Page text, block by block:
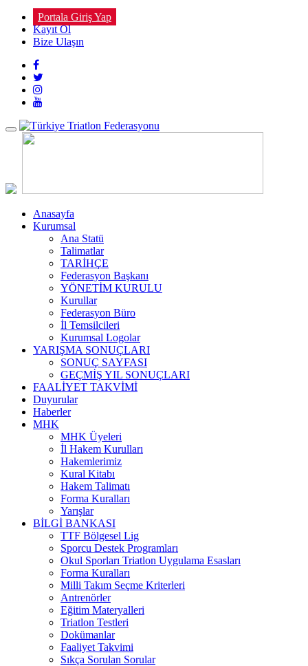
Portala Giriş Yap
Kayıt Ol
Bize Ulaşın
Toggle
navigation
Anasayfa
Kurumsal
Ana Statü
Talimatlar
TARİHÇE
Federasyon Başkanı
YÖNETİM KURULU
Kurullar
Federasyon Büro
İl Temsilcileri
Kurumsal Logolar
YARIŞMA SONUÇLARI
SONUÇ SAYFASI
GEÇMİŞ YIL SONUÇLARI
FAALİYET TAKVİMİ
Duyurular
Haberler
MHK
MHK Üyeleri
İl Hakem Kurulları
Hakemlerimiz
Kural Kitabı
Hakem Talimatı
Forma Kuralları
Yarışlar
BİLGİ BANKASI
TTF Bölgesel Lig
Sporcu Destek Programları
Okul Sporları Triatlon Uygulama Esasları
Forma Kuralları
Milli Takım Seçme Kriterleri
Antrenörler
Eğitim Materyalleri
Triatlon Testleri
Dokümanlar
Faaliyet Takvimi
Sıkça Sorulan Sorular